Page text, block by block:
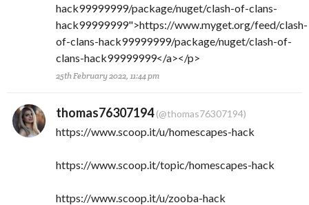
hack99999999/package/nuget/clash-of-clans-
hack99999999">https://www.myget.org/feed/clash-
of-clans-hack99999999/package/nuget/clash-of-
clans-hack99999999</a></p>
25th February 2022, 11:44 pm
thomas76307194(@thomas76307194)
https://www.scoop.it/u/homescapes-hack
https://www.scoop.it/topic/homescapes-hack
https://www.scoop.it/u/zooba-hack